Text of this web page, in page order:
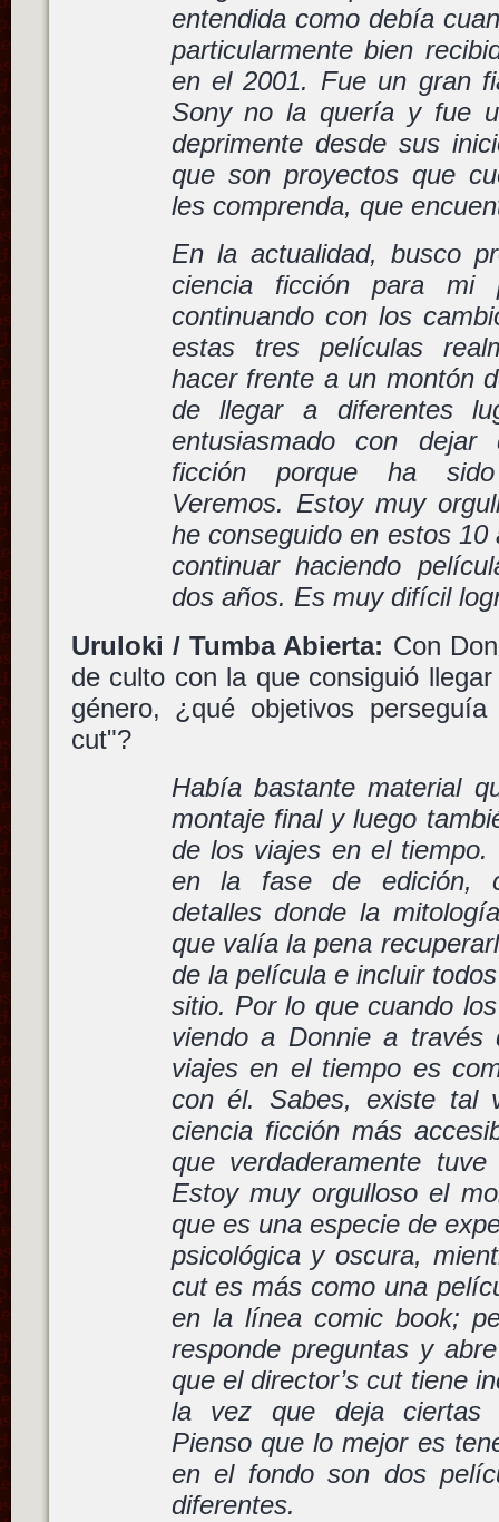
entendida como debía
particularmente bien
en el 2001. Fue un gran
Sony no la quería y fue
deprimente desde sus
que son proyectos que
les comprenda, que
En la actualidad, busco
ciencia ficción para mi
continuando con los
estas tres películas
hacer frente a un montón
de llegar a diferentes
entusiasmado con
ficción porque ha
Veremos. Estoy muy
he conseguido en estos
continuar haciendo
dos años. Es muy difícil
Uruloki / Tumba Abierta: Con
de culto con la que consiguió
género, ¿qué objetivos
cut"?
Había bastante material
montaje final y luego
de los viajes en el tiempo.
en la fase de edición,
detalles donde la
que valía la pena
de la película e incluir
sitio. Por lo que cuando
viendo a Donnie a
viajes en el tiempo es
con él. Sabes, existe tal
ciencia ficción más
que verdaderamente
Estoy muy orgulloso el
que es una especie de
psicológica y oscura,
cut es más como una
en la línea comic book;
responde preguntas y
que el director’s cut tiene
la vez que deja ciertas
Pienso que lo mejor es
en el fondo son dos
diferentes.